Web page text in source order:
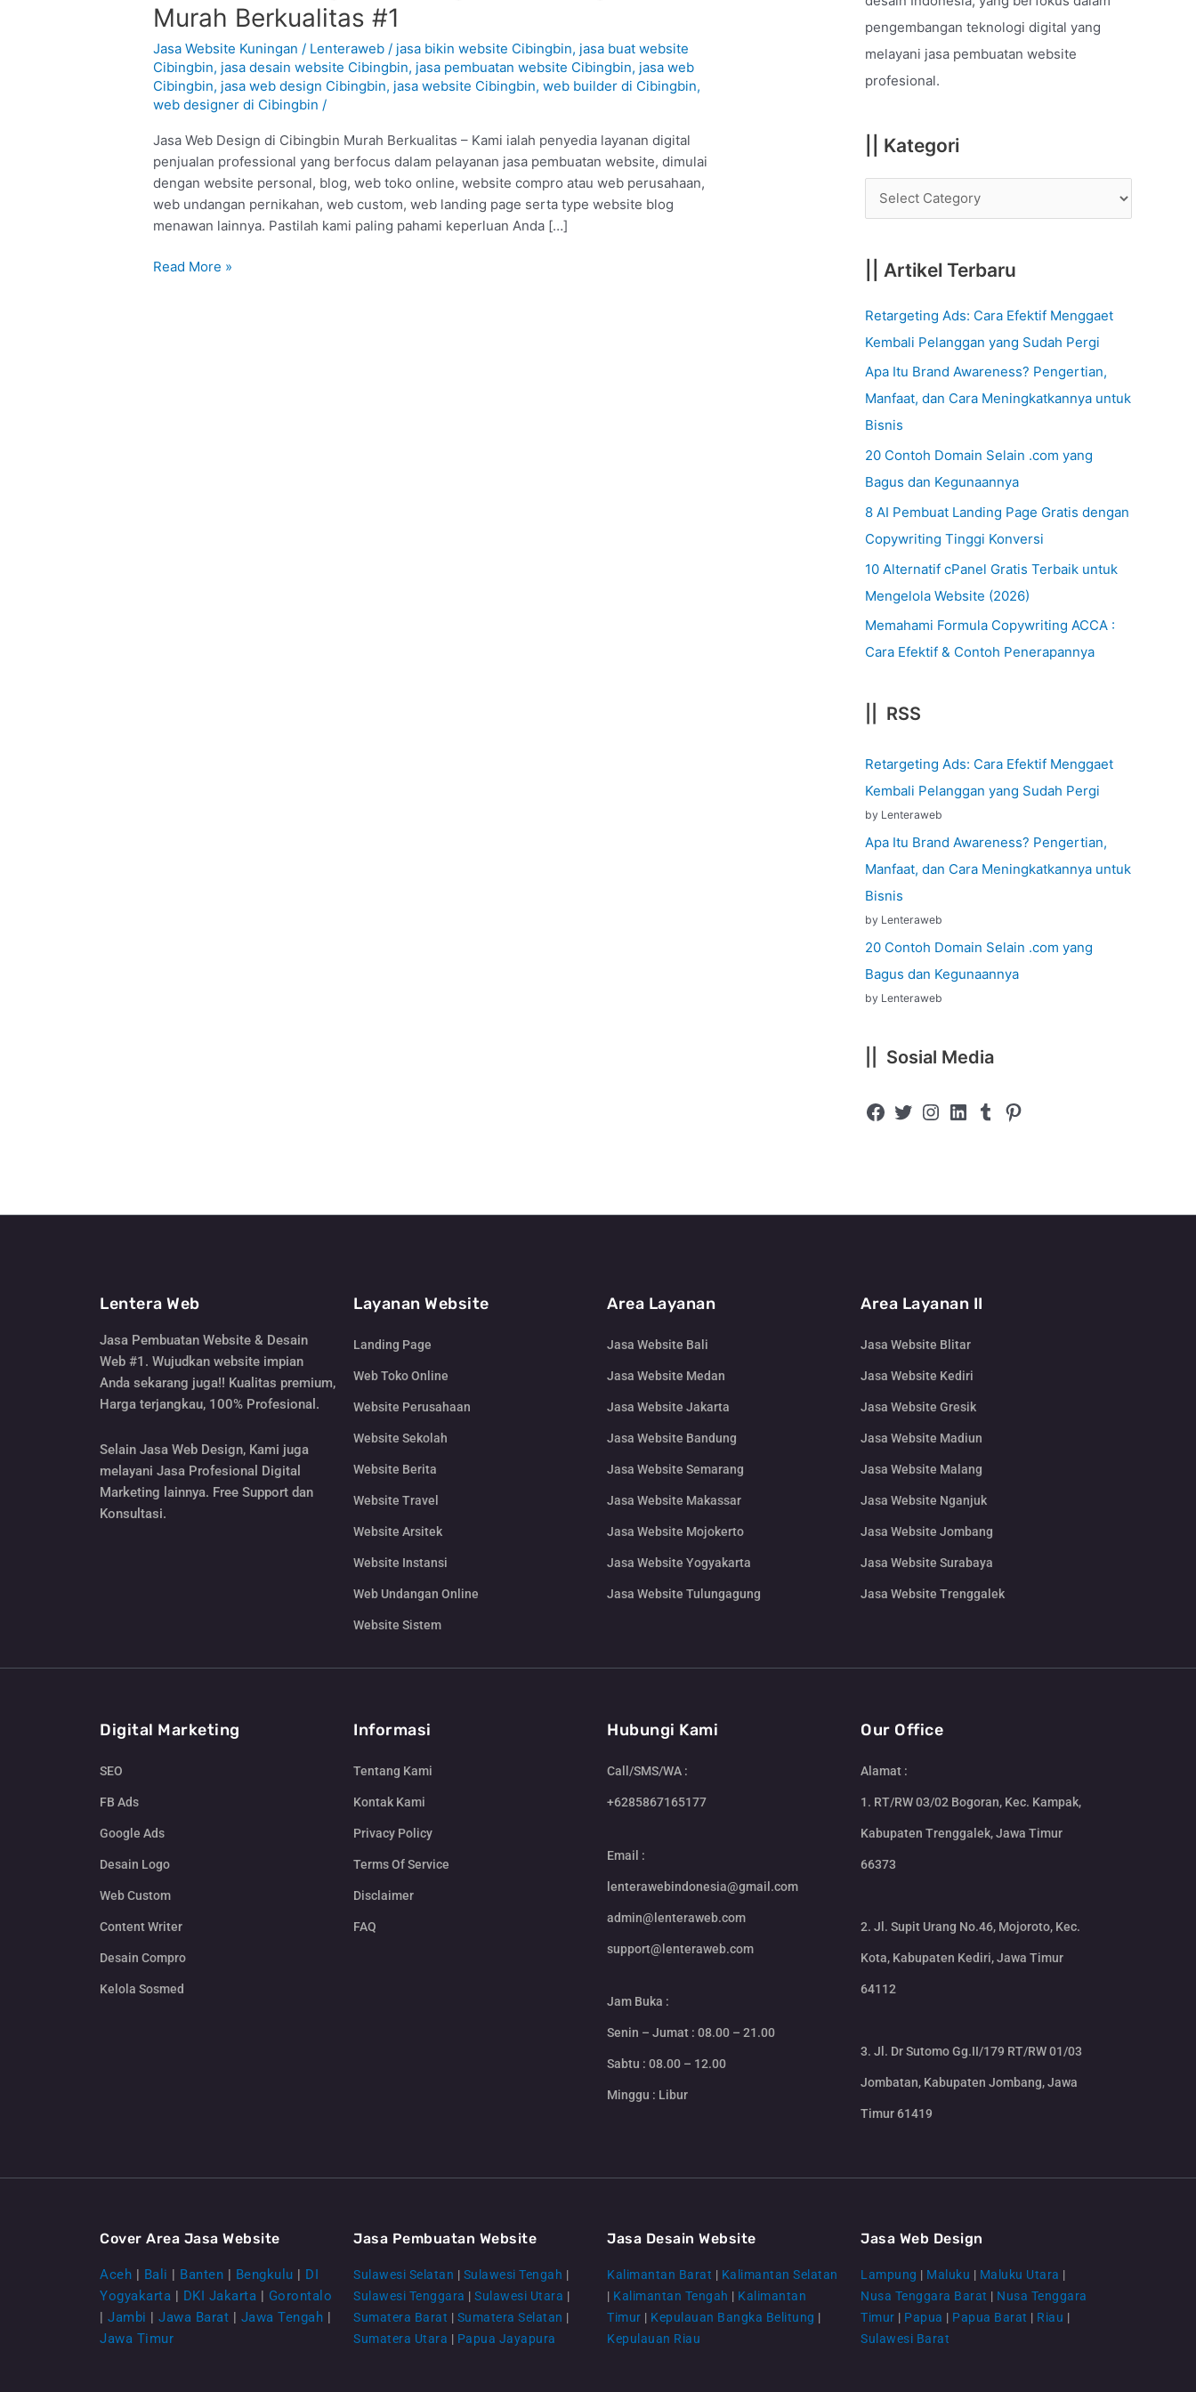
Murah Berkualitas #1
Jasa Website Kuningan / Lenteraweb/ jasa bikin website Cibingbin, jasa buat website
Cibingbin, jasa desain website Cibingbin, jasa pembuatan website Cibingbin, jasa web
Cibingbin, jasa web design Cibingbin, jasa website Cibingbin,web builder di Cibingbin,
web designer di Cibingbin /
Jasa Web Design di Cibingbin Murah Berkualitas – Kami ialah penyedia layanan digital
penjualan professional yang berfocus dalam pelayanan jasa pembuatan website, dimulai
dengan website personal, blog, web toko online, website compro atau web perusahaan,
web undangan pernikahan, web custom, web landing page serta type website blog
menawan lainnya. Pastilah kami paling pahami keperluan Anda […]
Design
di
Cibingbin
–
Kuningan
Murah
Berkualitas
#1
Read More »
o
r
:
pengembangan teknologi digital yang
melayani jasa pembuatan website
profesional.
|| Kategori
|| Artikel Terbaru
Retargeting Ads: Cara Efektif Menggaet
Kembali Pelanggan yang Sudah Pergi
Apa Itu Brand Awareness? Pengertian,
Manfaat, dan Cara Meningkatkannya untuk
Bisnis
20 Contoh Domain Selain .com yang
Bagus dan Kegunaannya
8 AI Pembuat Landing Page Gratis dengan
Copywriting Tinggi Konversi
10 Alternatif cPanel Gratis Terbaik untuk
Mengelola Website (2026)
Memahami Formula Copywriting ACCA :
Cara Efektif & Contoh Penerapannya
|| RSS
Retargeting Ads: Cara Efektif Menggaet
Kembali Pelanggan yang Sudah Pergi
by Lenteraweb
Apa Itu Brand Awareness? Pengertian,
Manfaat, dan Cara Meningkatkannya untuk
Bisnis
by Lenteraweb
20 Contoh Domain Selain .com yang
Bagus dan Kegunaannya
by Lenteraweb
|| Sosial Media
Lentera Web
Jasa Pembuatan Website & Desain
Web #1. Wujudkan website impian
Anda sekarang juga!! Kualitas premium,
Harga terjangkau, 100% Profesional.
Selain Jasa Web Design, Kami juga
melayani Jasa Profesional Digital
Marketing lainnya. Free Support dan
Konsultasi.
Layanan Website
Landing Page
Web Toko Online
Website Perusahaan
Website Sekolah
Website Berita
Website Travel
Website Arsitek
Website Instansi
Web Undangan Online
Website Sistem
Area Layanan
Jasa Website Bali
Jasa Website Medan
Jasa Website Jakarta
Jasa Website Bandung
Jasa Website Semarang
Jasa Website Makassar
Jasa Website Mojokerto
Jasa Website Yogyakarta
Jasa Website Tulungagung
Area Layanan II
Jasa Website Blitar
Jasa Website Kediri
Jasa Website Gresik
Jasa Website Madiun
Jasa Website Malang
Jasa Website Nganjuk
Jasa Website Jombang
Jasa Website Surabaya
Jasa Website Trenggalek
Digital Marketing
SEO
FB Ads
Google Ads
Desain Logo
Web Custom
Content Writer
Desain Compro
Kelola Sosmed
Informasi
Tentang Kami
Kontak Kami
Privacy Policy
Terms Of Service
Disclaimer
FAQ
Hubungi Kami
Call/SMS/WA :
+6285867165177
Email :
lenterawebindonesia@gmail.com
admin@lenteraweb.com
support@lenteraweb.com
Jam Buka :
Senin – Jumat : 08.00 – 21.00
Sabtu : 08.00 – 12.00
Minggu : Libur
Our Office
Alamat :
1. RT/RW 03/02 Bogoran, Kec. Kampak,
Kabupaten Trenggalek, Jawa Timur
66373
2. Jl. Supit Urang No.46, Mojoroto, Kec.
Kota, Kabupaten Kediri, Jawa Timur
64112
3. Jl. Dr Sutomo Gg.II/179 RT/RW 01/03
Jombatan, Kabupaten Jombang, Jawa
Timur 61419
Cover Area Jasa Website
Aceh | Bali | Banten | Bengkulu | DI
Yogyakarta | DKI Jakarta | Gorontalo
| Jambi | Jawa Barat | Jawa Tengah |
Jawa Timur
Jasa Pembuatan Website
Sulawesi Selatan | Sulawesi Tengah |
Sulawesi Tenggara | Sulawesi Utara |
Sumatera Barat | Sumatera Selatan |
Sumatera Utara | Papua Jayapura
Jasa Desain Website
Kalimantan Barat | Kalimantan Selatan
| Kalimantan Tengah | Kalimantan
Timur | Kepulauan Bangka Belitung |
Kepulauan Riau
Jasa Web Design
Lampung | Maluku | Maluku Utara |
Nusa Tenggara Barat | Nusa Tenggara
Timur | Papua | Papua Barat | Riau |
Sulawesi Barat